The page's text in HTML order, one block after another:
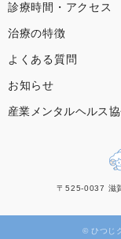
診療時間・アクセス
治療の特徴
よくある質問
お知らせ
産業メンタルヘルス
〒525-0037 滋
© ひつじ